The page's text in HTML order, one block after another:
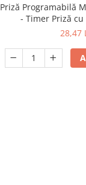
Priză Programabilă
- Timer Priză
28,47